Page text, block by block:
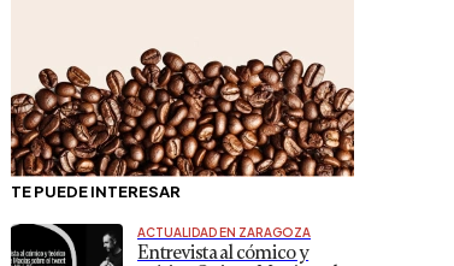
TE PUEDE INTERESAR
ACTUALIDAD EN ZARAGOZA
Entrevista al cómico y